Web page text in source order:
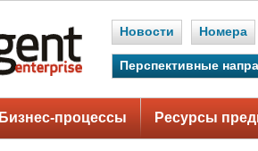
Новости Номера
Перспективные
Бизнес-процессы Ресурсы